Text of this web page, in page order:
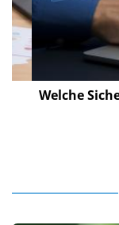
Welche